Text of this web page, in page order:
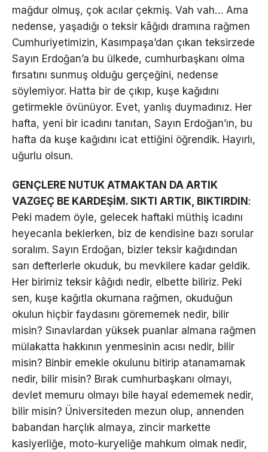
mağdur olmuş, çok acılar çekmiş. Vah vah… Ama
nedense, yaşadığı o teksir kâğıdı dramına rağmen
Cumhuriyetimizin, Kasımpaşa’dan çıkan teksirzede
Sayın Erdoğan’a bu ülkede, cumhurbaşkanı olma
fırsatını sunmuş olduğu gerçeğini, nedense
söylemiyor. Hatta bir de çıkıp, kuşe kağıdını
getirmekle övünüyor. Evet, yanlış duymadınız. Her
hafta, yeni bir icadını tanıtan, Sayın Erdoğan’ın, bu
hafta da kuşe kağıdını icat ettiğini öğrendik. Hayırlı,
uğurlu olsun.
GENÇLERE NUTUK ATMAKTAN DA ARTIK
VAZGEÇ BE KARDEŞİM. SIKTI ARTIK, BIKTIRDIN:
Peki madem öyle, gelecek haftaki müthiş icadını
heyecanla beklerken, biz de kendisine bazı sorular
soralım. Sayın Erdoğan, bizler teksir kağıdından
sarı defterlerle okuduk, bu mevkilere kadar geldik.
Her birimiz teksir kâğıdı nedir, elbette biliriz. Peki
sen, kuşe kağıtla okumana rağmen, okuduğun
okulun hiçbir faydasını görememek nedir, bilir
misin? Sınavlardan yüksek puanlar almana rağmen
mülakatta hakkının yenmesinin acısı nedir, bilir
misin? Binbir emekle okulunu bitirip atanamamak
nedir, bilir misin? Bırak cumhurbaşkanı olmayı,
devlet memuru olmayı bile hayal edememek nedir,
bilir misin? Üniversiteden mezun olup, annenden
babandan harçlık almaya, zincir markette
kasiyerliğe, moto-kuryeliğe mahkum olmak nedir,